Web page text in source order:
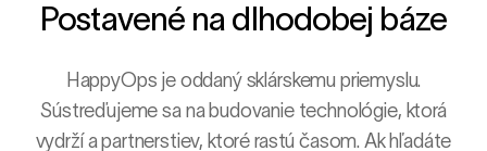
Postavené na dlhodobej báze
HappyOps je oddaný sklárskemu priemyslu.
Sústreďujeme sa na budovanie technológie, ktorá
vydrží a partnerstiev, ktoré rastú časom. Ak hľadáte